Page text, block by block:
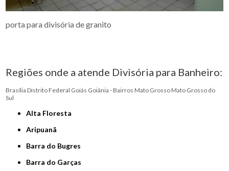
porta para divisória de granito
Regiões onde a atende Divisória para Banheiro:
Brasília Distrito Federal Goiás Goiânia - Bairros Mato Grosso Mato Grosso do
Sul
Alta Floresta
Aripuanã
Barra do Bugres
Barra do Garças